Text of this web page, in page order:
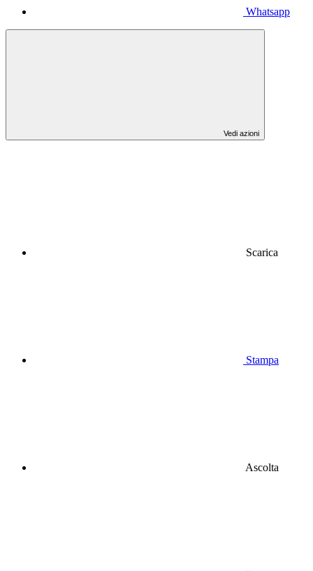
Whatsapp
Vedi azioni
Scarica
Stampa
Ascolta